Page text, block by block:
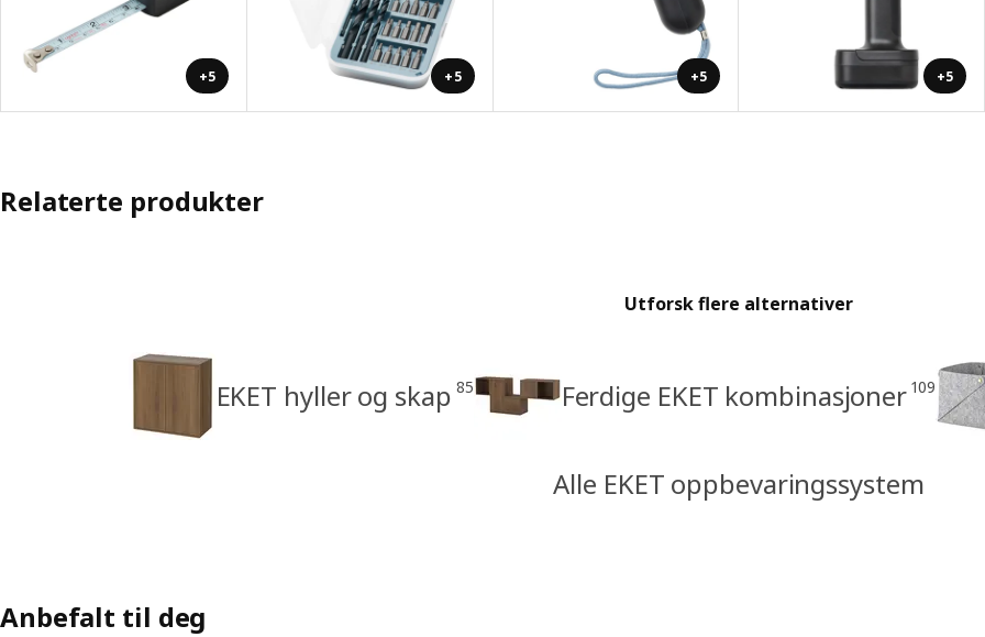
+5 +5 +5 +5
Relaterte produkter
Utforsk flere alternativer
EKET hyller og skap 85 Ferdige EKET kombinasjoner 109
Alle EKET oppbevaringssystem
Anbefalt til deg